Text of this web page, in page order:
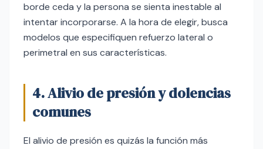
borde ceda y la persona se sienta inestable al
intentar incorporarse. A la hora de elegir, busca
modelos que especifiquen refuerzo lateral o
perimetral en sus características.
4. Alivio de presión y dolencias
comunes
El alivio de presión es quizás la función más